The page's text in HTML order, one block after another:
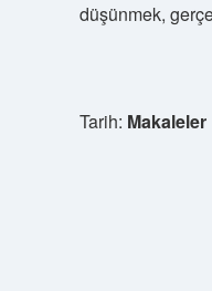
düşünmek,
Tarih: Makaleler